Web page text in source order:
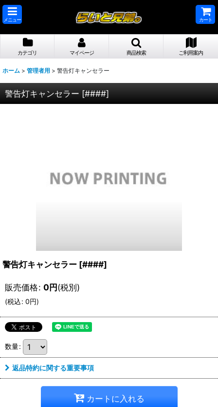
メニュー カート
カテゴリ マイページ 商品検索 ご利用案内
ホーム > 管理者用 > 警告灯キャンセラー
警告灯キャンセラー [####]
警告灯キャンセラー [####]
販売価格: 0円(税別)
(税込: 0円)
数量:
返品特約に関する重要事項
カートに入れる